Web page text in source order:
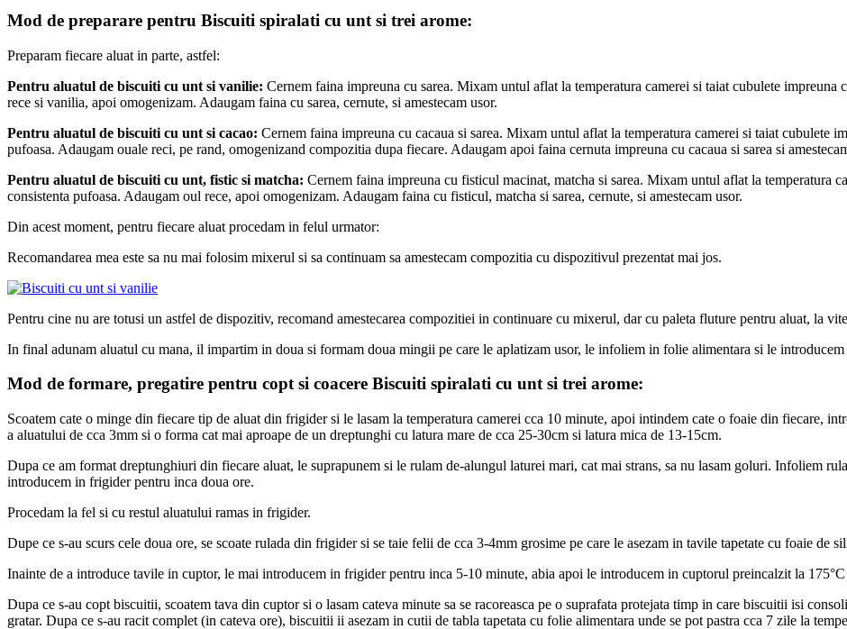
Mod de preparare pentru Biscuiti spiralati cu unt si trei arome:
Preparam fiecare aluat in parte, astfel:
Pentru aluatul de biscuiti cu unt si vanilie: Cernem faina impreuna cu sarea. Mixam untul aflat la temperatura camerei si taiat cubulete impreuna
rece si vanilia, apoi omogenizam. Adaugam faina cu sarea, cernute, si amestecam usor.
Pentru aluatul de biscuiti cu unt si cacao: Cernem faina impreuna cu cacaua si sarea. Mixam untul aflat la temperatura camerei si taiat cubulete
pufoasa. Adaugam ouale reci, pe rand, omogenizand compozitia dupa fiecare. Adaugam apoi faina cernuta impreuna cu cacaua si sarea si
Pentru aluatul de biscuiti cu unt, fistic si matcha: Cernem faina impreuna cu fisticul macinat, matcha si sarea. Mixam untul aflat la temperatura
consistenta pufoasa. Adaugam oul rece, apoi omogenizam. Adaugam faina cu fisticul, matcha si sarea, cernute, si amestecam usor.
Din acest moment, pentru fiecare aluat procedam in felul urmator:
Recomandarea mea este sa nu mai folosim mixerul si sa continuam sa amestecam compozitia cu dispozitivul prezentat mai jos.
Pentru cine nu are totusi un astfel de dispozitiv, recomand amestecarea compozitiei in continuare cu mixerul, dar cu paleta fluture pentru aluat, la
In final adunam aluatul cu mana, il impartim in doua si formam doua mingii pe care le aplatizam usor, le infoliem in folie alimentara si le
Mod de formare, pregatire pentru copt si coacere Biscuiti spiralati cu unt si trei arome:
Scoatem cate o minge din fiecare tip de aluat din frigider si le lasam la temperatura camerei cca 10 minute, apoi intindem cate o foaie din fiecare,
a aluatului de cca 3mm si o forma cat mai aproape de un dreptunghi cu latura mare de cca 25-30cm si latura mica de 13-15cm.
Dupa ce am format dreptunghiuri din fiecare aluat, le suprapunem si le rulam de-alungul laturei mari, cat mai strans, sa nu lasam goluri. Infoliem
introducem in frigider pentru inca doua ore.
Procedam la fel si cu restul aluatului ramas in frigider.
Dupe ce s-au scurs cele doua ore, se scoate rulada din frigider si se taie felii de cca 3-4mm grosime pe care le asezam in tavile tapetate cu foaie de
Inainte de a introduce tavile in cuptor, le mai introducem in frigider pentru inca 5-10 minute, abia apoi le introducem in cuptorul preincalzit la
Dupa ce s-au copt biscuitii, scoatem tava din cuptor si o lasam cateva minute sa se racoreasca pe o suprafata protejata timp in care biscuitii isi
gratar. Dupa ce s-au racit complet (in cateva ore), biscuitii ii asezam in cutii de tabla tapetata cu folie alimentara unde se pot pastra cca 7 zile la